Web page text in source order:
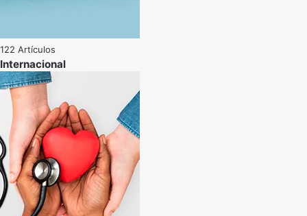
122 Artículos
Internacional